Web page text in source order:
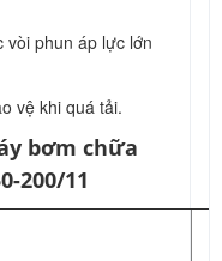
vòi phun áp lực lớn
vệ khi quá tải.
bơm chữa
200/11